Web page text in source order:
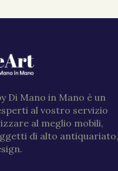
Di Mano in Mano è un
al vostro servizio
al meglio mobili,
di alto antiquariato,